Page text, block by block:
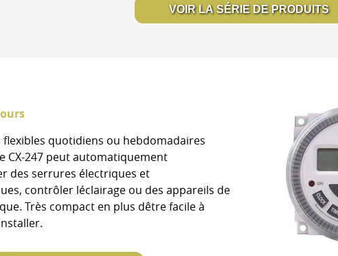
VOIR LA SÉRIE DE PRODUITS
flexibles quotidiens ou hebdomadaires
CX-247 peut automatiquement
des serrures électriques et
contrôler léclairage ou des appareils de
Très compact en plus dêtre facile à